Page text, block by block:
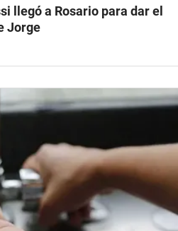
llegó a Rosario para dar el
Jorge